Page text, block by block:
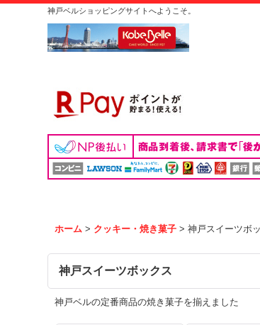
神戸ベルショッピングサイトへようこそ。
ホーム > クッキー・焼き菓子 > 神戸スイーツボ
神戸スイーツボックス
神戸ベルの定番商品の焼き菓子を揃えました